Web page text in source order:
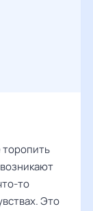
то
Это